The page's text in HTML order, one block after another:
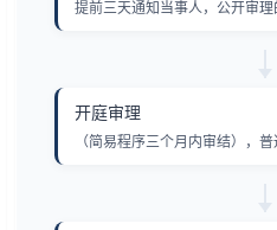
提前三天通知当事人，公开审
开庭审理
（简易程序三个月内审结），